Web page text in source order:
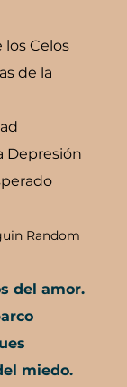
Celos
de la
Depresión
Random
del amor.
miedo.